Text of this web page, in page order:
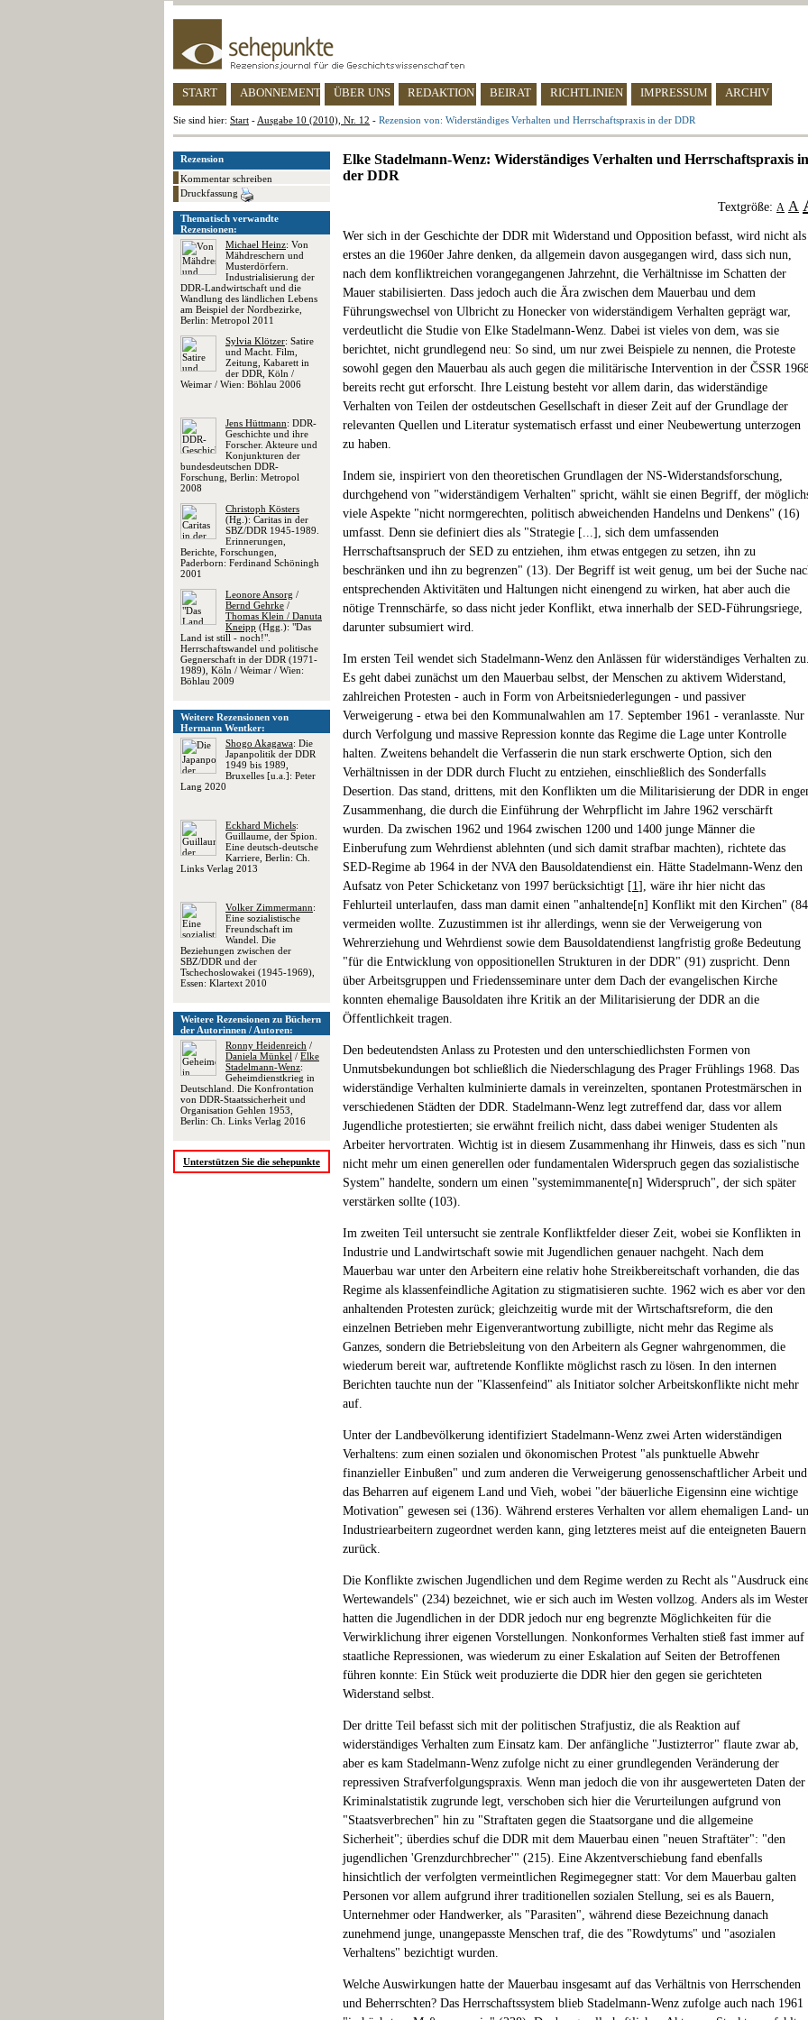
START ABONNEMENT ÜBER UNS REDAKTION BEIRAT RICHTLINIEN IMPRESSUM ARCHIV
Sie sind hier: Start - Ausgabe 10 (2010), Nr. 12 - Rezension von: Widerständiges Verhalten und Herrschaftspraxis in der DDR
Rezension
Kommentar schreiben
Druckfassung
Thematisch verwandte
Rezensionen:
Michael Heinz: Von
Mähdreschern und
Musterdörfern.
Industrialisierung der
DDR-Landwirtschaft und die
Wandlung des ländlichen Lebens
am Beispiel der Nordbezirke,
Berlin: Metropol 2011
Sylvia Klötzer: Satire
und Macht. Film,
Zeitung, Kabarett in
der DDR, Köln /
Weimar / Wien: Böhlau 2006
Jens Hüttmann: DDR-
Geschichte und ihre
Forscher. Akteure und
Konjunkturen der
bundesdeutschen DDR-
Forschung, Berlin: Metropol
2008
Christoph Kösters
(Hg.): Caritas in der
SBZ/DDR 1945-1989.
Erinnerungen,
Berichte, Forschungen,
Paderborn: Ferdinand Schöningh
2001
Leonore Ansorg /
Bernd Gehrke /
Thomas Klein / Danuta
Kneipp (Hgg.): "Das
Land ist still - noch!".
Herrschaftswandel und politische
Gegnerschaft in der DDR (1971-
1989), Köln / Weimar / Wien:
Böhlau 2009
Weitere Rezensionen von
Hermann Wentker:
Shogo Akagawa: Die
Japanpolitik der DDR
1949 bis 1989,
Bruxelles [u.a.]: Peter
Lang 2020
Eckhard Michels:
Guillaume, der Spion.
Eine deutsch-deutsche
Karriere, Berlin: Ch.
Links Verlag 2013
Volker Zimmermann:
Eine sozialistische
Freundschaft im
Wandel. Die
Beziehungen zwischen der
SBZ/DDR und der
Tschechoslowakei (1945-1969),
Essen: Klartext 2010
Weitere Rezensionen zu Büchern
der Autorinnen / Autoren:
Ronny Heidenreich /
Daniela Münkel / Elke
Stadelmann-Wenz:
Geheimdienstkrieg in
Deutschland. Die Konfrontation
von DDR-Staatssicherheit und
Organisation Gehlen 1953,
Berlin: Ch. Links Verlag 2016
Unterstützen Sie die sehepunkte
Elke Stadelmann-Wenz: Widerständiges Verhalten und Herrschaftspraxis in
der DDR
Textgröße: A A
Wer sich in der Geschichte der DDR mit Widerstand und Opposition befasst, wird nicht als
erstes an die 1960er Jahre denken, da allgemein davon ausgegangen wird, dass sich nun,
nach dem konfliktreichen vorangegangenen Jahrzehnt, die Verhältnisse im Schatten der
Mauer stabilisierten. Dass jedoch auch die Ära zwischen dem Mauerbau und dem
Führungswechsel von Ulbricht zu Honecker von widerständigem Verhalten geprägt war,
verdeutlicht die Studie von Elke Stadelmann-Wenz. Dabei ist vieles von dem, was sie
berichtet, nicht grundlegend neu: So sind, um nur zwei Beispiele zu nennen, die Proteste
sowohl gegen den Mauerbau als auch gegen die militärische Intervention in der ČSSR
bereits recht gut erforscht. Ihre Leistung besteht vor allem darin, das widerständige
Verhalten von Teilen der ostdeutschen Gesellschaft in dieser Zeit auf der Grundlage der
relevanten Quellen und Literatur systematisch erfasst und einer Neubewertung unterzogen
zu haben.
Indem sie, inspiriert von den theoretischen Grundlagen der NS-Widerstandsforschung,
durchgehend von "widerständigem Verhalten" spricht, wählt sie einen Begriff, der
viele Aspekte "nicht normgerechten, politisch abweichenden Handelns und Denkens" (16)
umfasst. Denn sie definiert dies als "Strategie [...], sich dem umfassenden
Herrschaftsanspruch der SED zu entziehen, ihm etwas entgegen zu setzen, ihn zu
beschränken und ihn zu begrenzen" (13). Der Begriff ist weit genug, um bei der Suche
entsprechenden Aktivitäten und Haltungen nicht einengend zu wirken, hat aber auch die
nötige Trennschärfe, so dass nicht jeder Konflikt, etwa innerhalb der SED-Führungsriege,
darunter subsumiert wird.
Im ersten Teil wendet sich Stadelmann-Wenz den Anlässen für widerständiges Verhalten
Es geht dabei zunächst um den Mauerbau selbst, der Menschen zu aktivem Widerstand,
zahlreichen Protesten - auch in Form von Arbeitsniederlegungen - und passiver
Verweigerung - etwa bei den Kommunalwahlen am 17. September 1961 - veranlasste. Nur
durch Verfolgung und massive Repression konnte das Regime die Lage unter Kontrolle
halten. Zweitens behandelt die Verfasserin die nun stark erschwerte Option, sich den
Verhältnissen in der DDR durch Flucht zu entziehen, einschließlich des Sonderfalls
Desertion. Das stand, drittens, mit den Konflikten um die Militarisierung der DDR in
Zusammenhang, die durch die Einführung der Wehrpflicht im Jahre 1962 verschärft
wurden. Da zwischen 1962 und 1964 zwischen 1200 und 1400 junge Männer die
Einberufung zum Wehrdienst ablehnten (und sich damit strafbar machten), richtete das
SED-Regime ab 1964 in der NVA den Bausoldatendienst ein. Hätte Stadelmann-Wenz den
Aufsatz von Peter Schicketanz von 1997 berücksichtigt [1], wäre ihr hier nicht das
Fehlurteil unterlaufen, dass man damit einen "anhaltende[n] Konflikt mit den Kirchen"
vermeiden wollte. Zuzustimmen ist ihr allerdings, wenn sie der Verweigerung von
Wehrerziehung und Wehrdienst sowie dem Bausoldatendienst langfristig große Bedeutung
"für die Entwicklung von oppositionellen Strukturen in der DDR" (91) zuspricht. Denn
über Arbeitsgruppen und Friedensseminare unter dem Dach der evangelischen Kirche
konnten ehemalige Bausoldaten ihre Kritik an der Militarisierung der DDR an die
Öffentlichkeit tragen.
Den bedeutendsten Anlass zu Protesten und den unterschiedlichsten Formen von
Unmutsbekundungen bot schließlich die Niederschlagung des Prager Frühlings 1968. Das
widerständige Verhalten kulminierte damals in vereinzelten, spontanen Protestmärschen in
verschiedenen Städten der DDR. Stadelmann-Wenz legt zutreffend dar, dass vor allem
Jugendliche protestierten; sie erwähnt freilich nicht, dass dabei weniger Studenten als
Arbeiter hervortraten. Wichtig ist in diesem Zusammenhang ihr Hinweis, dass es sich "nun
nicht mehr um einen generellen oder fundamentalen Widerspruch gegen das sozialistische
System" handelte, sondern um einen "systemimmanente[n] Widerspruch", der sich später
verstärken sollte (103).
Im zweiten Teil untersucht sie zentrale Konfliktfelder dieser Zeit, wobei sie Konflikten in
Industrie und Landwirtschaft sowie mit Jugendlichen genauer nachgeht. Nach dem
Mauerbau war unter den Arbeitern eine relativ hohe Streikbereitschaft vorhanden, die das
Regime als klassenfeindliche Agitation zu stigmatisieren suchte. 1962 wich es aber vor den
anhaltenden Protesten zurück; gleichzeitig wurde mit der Wirtschaftsreform, die den
einzelnen Betrieben mehr Eigenverantwortung zubilligte, nicht mehr das Regime als
Ganzes, sondern die Betriebsleitung von den Arbeitern als Gegner wahrgenommen, die
wiederum bereit war, auftretende Konflikte möglichst rasch zu lösen. In den internen
Berichten tauchte nun der "Klassenfeind" als Initiator solcher Arbeitskonflikte nicht mehr
auf.
Unter der Landbevölkerung identifiziert Stadelmann-Wenz zwei Arten widerständigen
Verhaltens: zum einen sozialen und ökonomischen Protest "als punktuelle Abwehr
finanzieller Einbußen" und zum anderen die Verweigerung genossenschaftlicher Arbeit und
das Beharren auf eigenem Land und Vieh, wobei "der bäuerliche Eigensinn eine wichtige
Motivation" gewesen sei (136). Während ersteres Verhalten vor allem ehemaligen Land-
Industriearbeitern zugeordnet werden kann, ging letzteres meist auf die enteigneten Bauern
zurück.
Die Konflikte zwischen Jugendlichen und dem Regime werden zu Recht als "Ausdruck
Wertewandels" (234) bezeichnet, wie er sich auch im Westen vollzog. Anders als im
hatten die Jugendlichen in der DDR jedoch nur eng begrenzte Möglichkeiten für die
Verwirklichung ihrer eigenen Vorstellungen. Nonkonformes Verhalten stieß fast immer auf
staatliche Repressionen, was wiederum zu einer Eskalation auf Seiten der Betroffenen
führen konnte: Ein Stück weit produzierte die DDR hier den gegen sie gerichteten
Widerstand selbst.
Der dritte Teil befasst sich mit der politischen Strafjustiz, die als Reaktion auf
widerständiges Verhalten zum Einsatz kam. Der anfängliche "Justizterror" flaute zwar ab,
aber es kam Stadelmann-Wenz zufolge nicht zu einer grundlegenden Veränderung der
repressiven Strafverfolgungspraxis. Wenn man jedoch die von ihr ausgewerteten Daten der
Kriminalstatistik zugrunde legt, verschoben sich hier die Verurteilungen aufgrund von
"Staatsverbrechen" hin zu "Straftaten gegen die Staatsorgane und die allgemeine
Sicherheit"; überdies schuf die DDR mit dem Mauerbau einen "neuen Straftäter": "den
jugendlichen 'Grenzdurchbrecher'" (215). Eine Akzentverschiebung fand ebenfalls
hinsichtlich der verfolgten vermeintlichen Regimegegner statt: Vor dem Mauerbau galten
Personen vor allem aufgrund ihrer traditionellen sozialen Stellung, sei es als Bauern,
Unternehmer oder Handwerker, als "Parasiten", während diese Bezeichnung danach
zunehmend junge, unangepasste Menschen traf, die des "Rowdytums" und "asozialen
Verhaltens" bezichtigt wurden.
Welche Auswirkungen hatte der Mauerbau insgesamt auf das Verhältnis von Herrschenden
und Beherrschten? Das Herrschaftssystem blieb Stadelmann-Wenz zufolge auch nach 1961